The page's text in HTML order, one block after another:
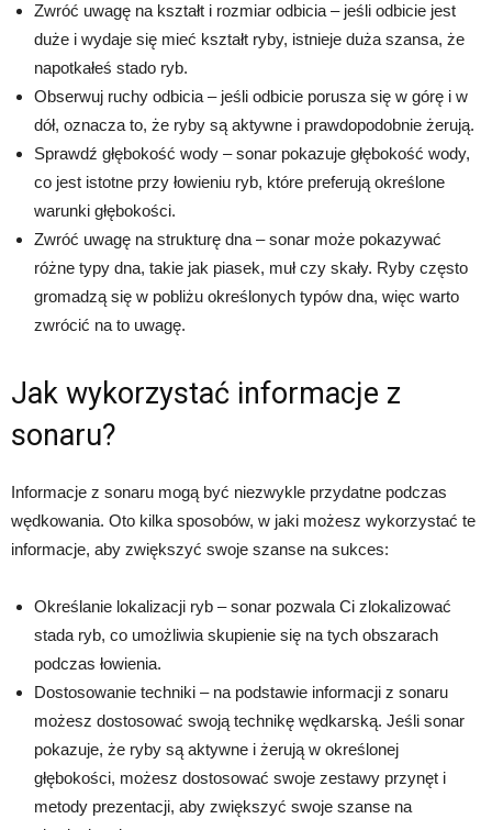
Zwróć uwagę na kształt i rozmiar odbicia – jeśli odbicie jest
duże i wydaje się mieć kształt ryby, istnieje duża szansa, że
napotkałeś stado ryb.
Obserwuj ruchy odbicia – jeśli odbicie porusza się w górę i w
dół, oznacza to, że ryby są aktywne i prawdopodobnie żerują.
Sprawdź głębokość wody – sonar pokazuje głębokość wody,
co jest istotne przy łowieniu ryb, które preferują określone
warunki głębokości.
Zwróć uwagę na strukturę dna – sonar może pokazywać
różne typy dna, takie jak piasek, muł czy skały. Ryby często
gromadzą się w pobliżu określonych typów dna, więc warto
zwrócić na to uwagę.
Jak wykorzystać informacje z
sonaru?
Informacje z sonaru mogą być niezwykle przydatne podczas
wędkowania. Oto kilka sposobów, w jaki możesz wykorzystać te
informacje, aby zwiększyć swoje szanse na sukces:
Określanie lokalizacji ryb – sonar pozwala Ci zlokalizować
stada ryb, co umożliwia skupienie się na tych obszarach
podczas łowienia.
Dostosowanie techniki – na podstawie informacji z sonaru
możesz dostosować swoją technikę wędkarską. Jeśli sonar
pokazuje, że ryby są aktywne i żerują w określonej
głębokości, możesz dostosować swoje zestawy przynęt i
metody prezentacji, aby zwiększyć swoje szanse na